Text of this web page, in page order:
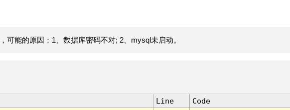
可能的原因：1、数据库密码不对; 2、mysql未启动。
Line
Code